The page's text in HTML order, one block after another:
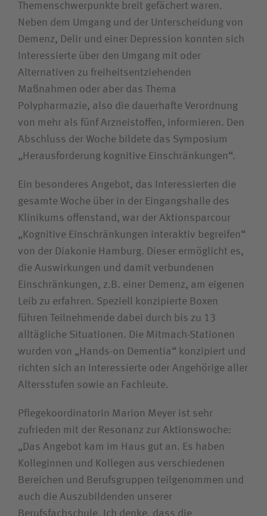
Themenschwerpunkte breit gefächert waren.
Neben dem Umgang und der Unterscheidung von
Demenz, Delir und einer Depression konnten sich
Interessierte über den Umgang mit oder
Alternativen zu freiheitsentziehenden
Maßnahmen oder aber das Thema
Polypharmazie, also die dauerhafte Verordnung
von mehr als fünf Arzneistoffen, informieren. Den
Abschluss der Woche bildete das Symposium
„Herausforderung kognitive Einschränkungen“.
Ein besonderes Angebot, das Interessierten die
gesamte Woche über in der Eingangshalle des
Klinikums offenstand, war der Aktionsparcour
„Kognitive Einschränkungen interaktiv begreifen“
von der Diakonie Hamburg. Dieser ermöglicht es,
die Auswirkungen und damit verbundenen
Einschränkungen, z.B. einer Demenz, am eigenen
Leib zu erfahren. Speziell konzipierte Boxen
führen Teilnehmende dabei durch bis zu 13
alltägliche Situationen. Die Mitmach-Stationen
wurden von „Hands-on Dementia“ konzipiert und
richten sich an Interessierte oder Angehörige aller
Altersstufen sowie an Fachleute.
Pflegekoordinatorin Marion Meyer ist sehr
zufrieden mit der Resonanz zur Aktionswoche:
„Das Angebot kam im Haus gut an. Es haben
Kolleginnen und Kollegen aus verschiedenen
Bereichen und Berufsgruppen teilgenommen und
auch die Auszubildenden unserer